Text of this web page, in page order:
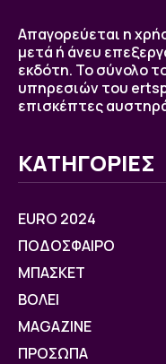
Απαγορεύεται η
μετά ή άνευ
εκδότη. Το σύνολο
υπηρεσιών του
επισκέπτες
ΚΑΤΗΓΟΡΙΕΣ
EURO 2024
ΠΟΔΟΣΦΑΙΡΟ
ΜΠΑΣΚΕΤ
ΒOΛΕΙ
MAGAZINE
ΠΡΟΣΩΠΑ